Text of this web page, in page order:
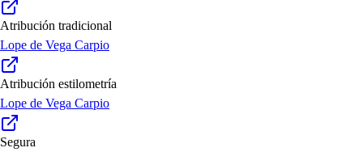
Atribución tradicional
Lope de Vega Carpio
Atribución estilometría
Lope de Vega Carpio
Segura